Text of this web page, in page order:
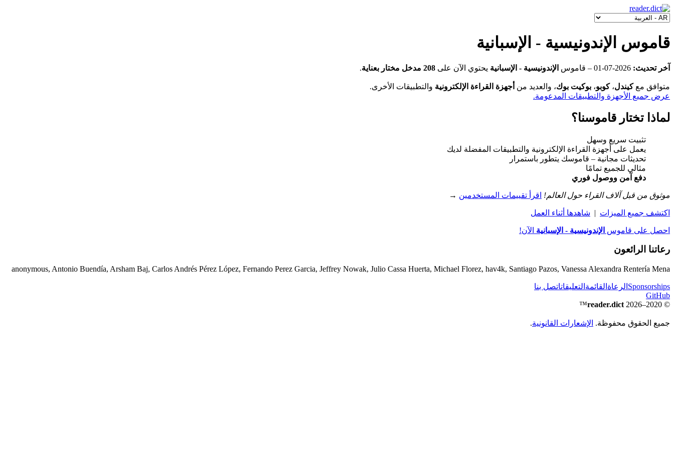
قاموس الإندونيسية - الإسبانية
آخر تحديث: 2026-07-01 ‒ قاموس الإندونيسية - الإسبانية يحتوي الآن على 208 مدخل مختار بعناية .
متوافق معكيندل،كوبو، بوكيت بوك، والعديد من أجهزة القراءة الإلكترونية والتطبيقات الأخرى.
عرض جميع الأجهزة والتطبيقات المدعومة.
لماذا تختار قاموسنا؟
تثبيت سريع وسهل
يعمل على أجهزة القراءة الإلكترونية والتطبيقات المفضلة لديك
تحديثات مجانية ‒ قاموسك يتطور باستمرار
مثالي للجميع تمامًا
دفع آمن ووصول فوري
موثوق من قبل آلاف القراء حول العالم! اقرأ تقييمات المستخدمين →
اكتشف جميع الميزات | شاهدها أثناء العمل
احصل على قاموس الإندونيسية - الإسبانية الآن!
رعاتنا الرائعون
anonymous, Antonio Buendía, Arsham Baj, Carlos Andrés Pérez López, Fernando Perez Garcia, Jeffrey Nowak, Julio Cassa Huerta, Michael Florez, hav4k, Santiago Pazos, Vanessa Alexandra Rentería Mena
Sponsorships الرعاة القائمة التعليقاتاتصل بنا
GitHub
© 2020–2026
reader.dict
™
جميع الحقوق محفوظة. الإشعارات القانونية.